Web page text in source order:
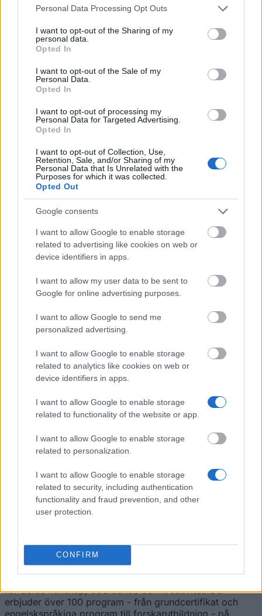
Please note that this website/app uses one or more Google
not limited to your visit or usage behaviour. You may click to
grant or deny consent to Google and its third-party tags to
use your data for below specified purposes in below Google
consent section.
Personal Data Processing Opt Outs
I want to opt-out of the Sharing of my
personal data.
Opted In
I want to opt-out of the Sale of my
Personal Data.
Opted In
I want to opt-out of processing my
Personal Data for Targeted Advertising.
Opted In
I want to opt-out of Collection, Use,
Retention, Sale, and/or Sharing of my
Personal Data that Is Unrelated with the
Purposes for which it was collected.
Opted Out
Google consents
I want to allow Google to enable storage
related to advertising like cookies on web or
device identifiers in apps.
I want to allow my user data to be sent to
Google for online advertising purposes.
I want to allow Google to send me
personalized advertising.
I want to allow Google to enable storage
related to analytics like cookies on web or
device identifiers in apps.
I want to allow Google to enable storage
related to functionality of the website or app.
I want to allow Google to enable storage
related to personalization.
I want to allow Google to enable storage
related to security, including authentication
functionality and fraud prevention, and other
user protection.
CONFIRM
University of Technology det näst största Nya
stora campusliv och innovativa program på
campus. Den har tre campus i Auckland, är utrustad med
erbjuder mer än 250 studieprogram, utmärkt studentstöd
och en unik och rolig studieupplevelse. Hitta mer
information om
University of Otago
University of Otago i Dunedin är Nya Zeelands
äldsta universitet och är känt för sitt livliga
studentliv och sin kultur. Denna universitetsstad
har mycket att erbjuda internationella studenter,
med en unik miljö och flexibla program. Otagos
utmärkta akademiska rykte, undervisande
personal i världsklass, stark forskningskultur
och aktiv campus livsstil lockar högt begåvade och
kreativa studenter från Nya Zeeland och från hela
världen. På plats i söder på den södra ön kommer du
här som du? Hitta mer information omOtago University
Eastern Institute of Technology (EIT) är ett av
Zeeland med 10.000 heltids- och
deltidsstudenter. Etablerat 1974 och statsägt.
Tre campus: Hawke's Bay, Gisborne &
samhälle i ett av Nya Zeelands högsta tertiära institut. Få
ovärderlig erfarenhet genom att använda våra
erfarenhet så att du är redo för arbetslivet. Titta på
hemstad för Eastern Institute of Technology
för att få
Otago Polytechnic
Otago Polytechnic är en av Nya Zeelands
bästa leverantörer av praktisk utbildning med
exceptionella akademiker. Nöjda betyg från
studenter är bland de högsta i Australasien, vi
uppnådde högsta möjliga kvalitetsbetyg från regeringen
och arbetsgivare runt om i världen älskar våra studenter
för deras kunskap, oberoende och kreativitet. De
erbjuder över 100 program - från grundcertifikat och
engelskspråkiga program till forskarutbildning - på